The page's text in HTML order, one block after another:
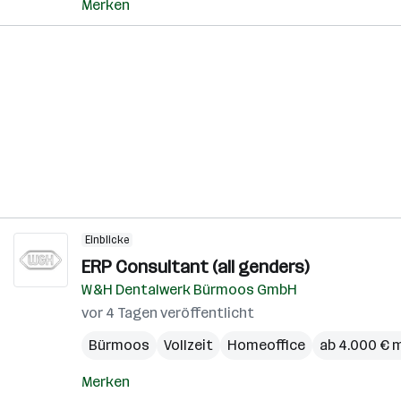
Merken
Einblicke
ERP Consultant (all genders)
W&H Dentalwerk Bürmoos GmbH
vor 4 Tagen veröffentlicht
Bürmoos
Vollzeit Homeoffice ab 4.000 €
Merken